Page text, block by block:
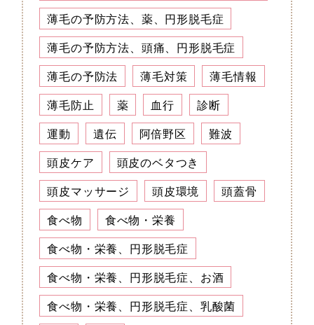
薄毛の予防方法、薬、円形脱毛症
薄毛の予防方法、頭痛、円形脱毛症
薄毛の予防法
薄毛対策
薄毛情報
薄毛防止
薬 血行
診断
運動
遺伝 阿倍野区
難波
頭皮ケア
頭皮のベタつき
頭皮マッサージ
頭皮環境
頭蓋骨
食べ物
食べ物・栄養
食べ物・栄養、円形脱毛症
食べ物・栄養、円形脱毛症、お酒
食べ物・栄養、円形脱毛症、乳酸菌